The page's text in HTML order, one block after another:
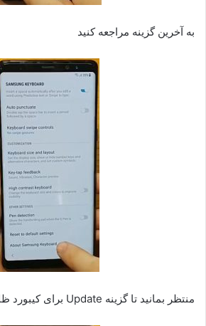
به آخرین گزینه مراجعه کنید
منتظر بمانید تا گزینه Update برای کیبورد ظاهر شود